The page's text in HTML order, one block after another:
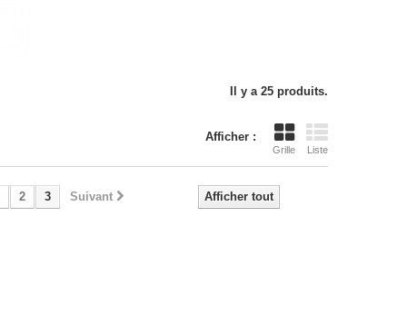
Il y a 25 produits.
Afficher :
Grille Liste
Afficher tout
2 3 Suivant